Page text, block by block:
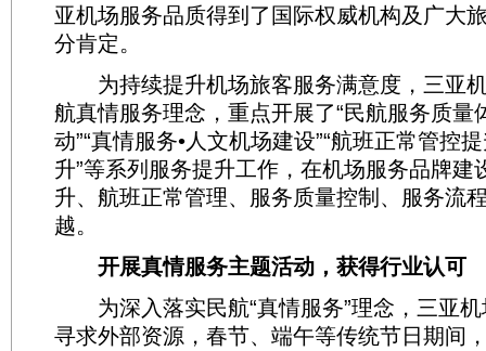
亚机场服务品质得到了国际权威机构及广大
分肯定。
为持续提升机场旅客服务满意度，三亚
航真情服务理念，重点开展了“民航服务质量
动”“真情服务•人文机场建设”“航班正常管控
升”等系列服务提升工作，在机场服务品牌建
升、航班正常管理、服务质量控制、服务流
越。
开展真情服务主题活动，获得行业认可
为深入落实民航“真情服务”理念，三亚机
寻求外部资源，春节、端午等传统节日期间